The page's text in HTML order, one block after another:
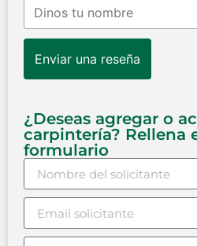
Enviar una reseña
¿Deseas agregar o
carpintería? Rellena
formulario